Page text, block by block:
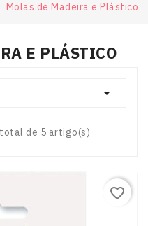
Molas de Madeira e Plástico
E PLÁSTICO

de 5 artigo(s)
favorite_border